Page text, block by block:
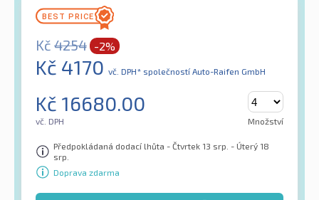
Kč 4254 -2%
Kč 4170 vč. DPH* společností Auto-Raifen GmbH
Kč 16680.00
vč. DPH Množství
Předpokládaná dodací lhůta - Čtvrtek 13 srp. - Úterý 18
srp.
Doprava zdarma